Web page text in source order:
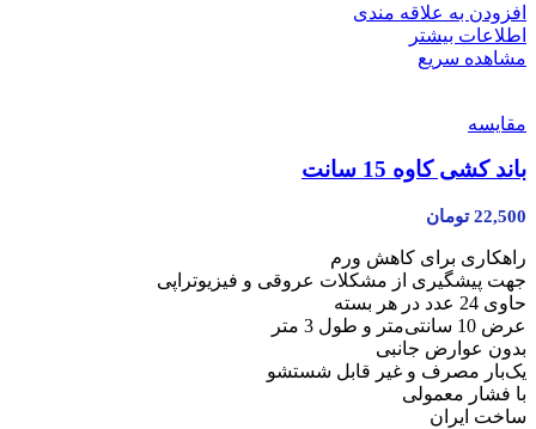
افزودن به علاقه مندی
اطلاعات بیشتر
مشاهده سریع
مقایسه
باند کشی کاوه 15 سانت
22,500 تومان
راهکاری برای کاهش ورم
جهت پیشگیری از مشکلات عروقی و فیزیوتراپی
حاوی 24 عدد در هر بسته
عرض 10 سانتی‌متر و طول 3 متر
بدون عوارض جانبی
یک‌بار مصرف و غیر قابل شستشو
با فشار معمولی
ساخت ایران